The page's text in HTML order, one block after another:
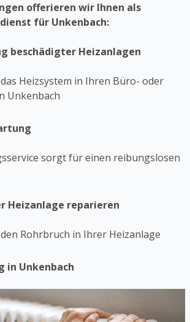
offerieren wir Ihnen als
für Unkenbach:
beschädigter Heizanlagen
Heizsystem in Ihren Büro- oder
Unkenbach
sorgt für einen reibungslosen
Heizanlage reparieren
Rohrbruch in Ihrer Heizanlage
in Unkenbach